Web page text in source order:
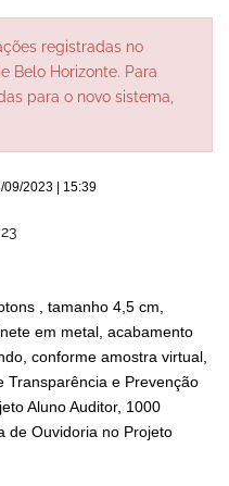
registradas no
Belo Horizonte. Para
para o novo sistema,
09/2023 | 15:39
, tamanho 4,5 cm,
em metal, acabamento
conforme amostra virtual,
Transparência e Prevenção
Aluno Auditor, 1000
de Ouvidoria no Projeto